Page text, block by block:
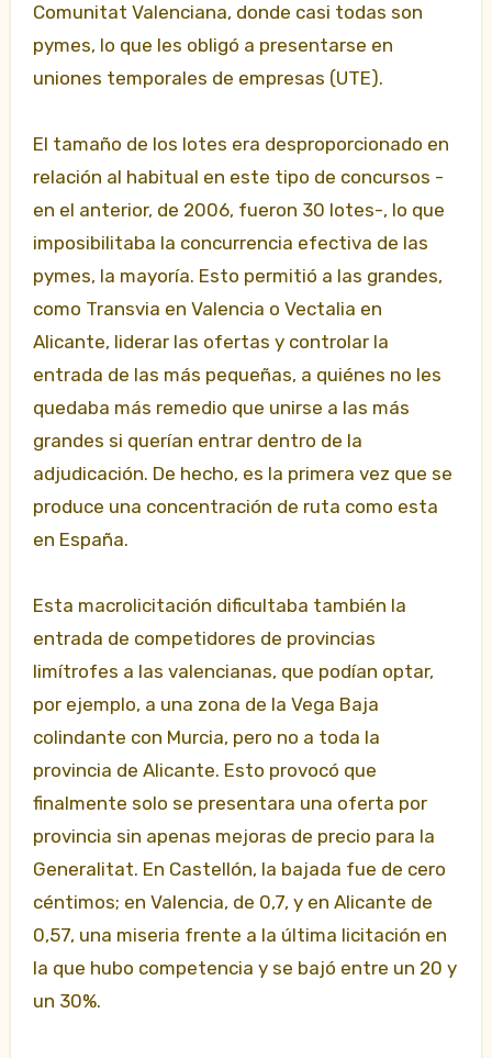
Comunitat Valenciana, donde casi todas son
pymes, lo que les obligó a presentarse en
uniones temporales de empresas (UTE).
El tamaño de los lotes era desproporcionado en
relación al habitual en este tipo de concursos -
en el anterior, de 2006, fueron 30 lotes-, lo que
imposibilitaba la concurrencia efectiva de las
pymes, la mayoría. Esto permitió a las grandes,
como Transvia en Valencia o Vectalia en
Alicante, liderar las ofertas y controlar la
entrada de las más pequeñas, a quiénes no les
quedaba más remedio que unirse a las más
grandes si querían entrar dentro de la
adjudicación. De hecho, es la primera vez que se
produce una concentración de ruta como esta
en España.
Esta macrolicitación dificultaba también la
entrada de competidores de provincias
limítrofes a las valencianas, que podían optar,
por ejemplo, a una zona de la Vega Baja
colindante con Murcia, pero no a toda la
provincia de Alicante. Esto provocó que
finalmente solo se presentara una oferta por
provincia sin apenas mejoras de precio para la
Generalitat. En Castellón, la bajada fue de cero
céntimos; en Valencia, de 0,7, y en Alicante de
0,57, una miseria frente a la última licitación en
la que hubo competencia y se bajó entre un 20 y
un 30%.